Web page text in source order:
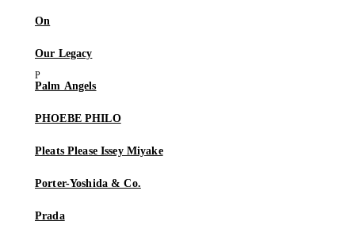
On
Our Legacy
Palm Angels
PHOEBE PHILO
Pleats Please Issey Miyake
Porter-Yoshida & Co.
Prada